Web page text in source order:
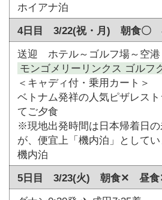
ホイアナ泊
4日目 3/22(祝・月) 朝食〇
送迎 ホテル～ゴルフ場～空港
モンゴメリーリンクス ゴル
＜キャディ付・乗用カート＞
ベトナム発祥の人気ピザレス
てご夕食
※現地出発時間は日本帰着日
が、便宜上「機内泊」として
機内泊
5日目 3/23(火) 朝食✕ 昼